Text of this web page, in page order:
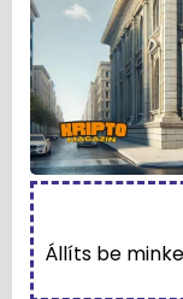
Állíts be